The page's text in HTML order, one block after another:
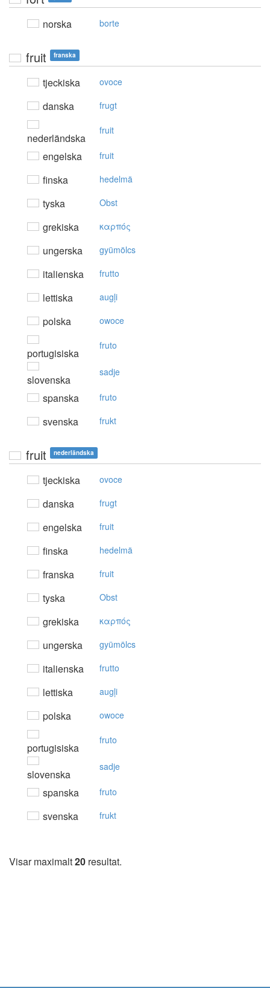
norska borte
fruit franska
tjeckiska ovoce
danska frugt
nederländska
fruit
engelska fruit
finska hedelmä
tyska Obst
grekiska καρπός
ungerska gyümölcs
italienska frutto
lettiska augļi
polska owoce
portugisiska
fruto
slovenska
sadje
spanska fruto
svenska frukt
fruit nederländska
tjeckiska ovoce
danska frugt
engelska fruit
finska hedelmä
franska fruit
tyska Obst
grekiska καρπός
ungerska gyümölcs
italienska frutto
lettiska augļi
polska owoce
portugisiska
fruto
slovenska
sadje
spanska fruto
svenska frukt
Visar maximalt20 resultat.